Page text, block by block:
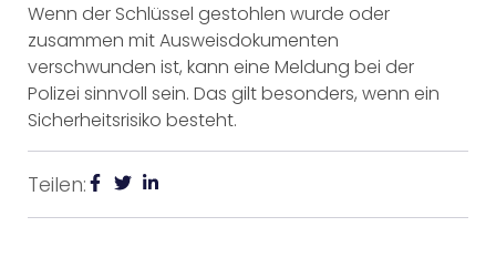
Wenn der Schlüssel gestohlen wurde oder
zusammen mit Ausweisdokumenten
verschwunden ist, kann eine Meldung bei der
Polizei sinnvoll sein. Das gilt besonders, wenn ein
Sicherheitsrisiko besteht.
Teilen: